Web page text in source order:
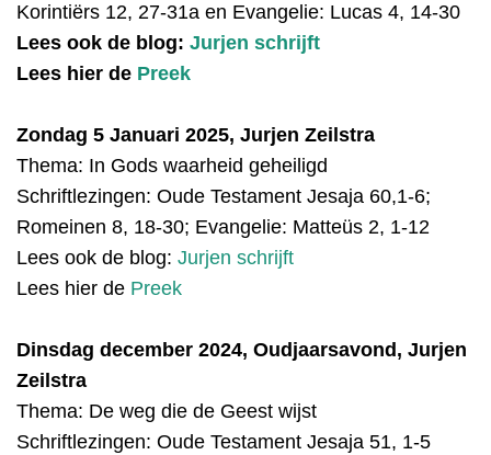
Korintiërs 12, 27-31a en Evangelie: Lucas 4, 14-30
Lees ook de blog: Jurjen schrijft
Lees hier de Preek
Zondag 5 Januari 2025, Jurjen Zeilstra
Thema: In Gods waarheid geheiligd
Schriftlezingen: Oude Testament Jesaja 60,1-6;
Romeinen 8, 18-30; Evangelie: Matteüs 2, 1-12
Lees ook de blog: Jurjen schrijft
Lees hier de Preek
Dinsdag december 2024, Oudjaarsavond, Jurjen
Zeilstra
Thema: De weg die de Geest wijst
Schriftlezingen: Oude Testament Jesaja 51, 1-5